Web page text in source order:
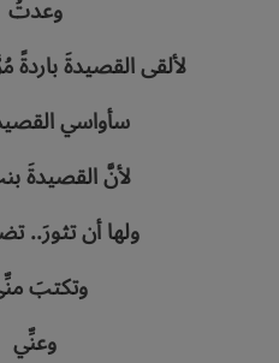
وعدتُ
لألقى‭ ‬القصيدةَ‭ ‬باردةً‭ ‬مُرَّةً‭ ‬في‭ ‬انتظاري
سأواسي‭ ‬القصيدةَ‭ ‬أيضًا
لأنَّ‭ ‬القصيدةَ‭ ‬بنتُ‭ ‬دمي
ولها‭ ‬أن‭ ‬تثورَ.. ‬تضجَّ‭ ‬بقلبي
وتكتبَ‭ ‬منِّي‭ ‬
وعنِّي